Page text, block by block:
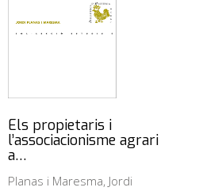
Els propietaris i
l’associacionisme agrari
a…
Planas i Maresma, Jordi